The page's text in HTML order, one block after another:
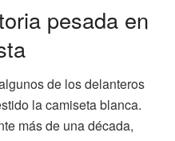
pesada en
de los delanteros
la camiseta blanca.
más de una década,